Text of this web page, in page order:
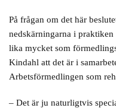
På frågan om det här
nedskärningarna i
lika mycket som
Kindahl att det är i
Arbetsförmedlingen som
– Det är ju naturligtvis